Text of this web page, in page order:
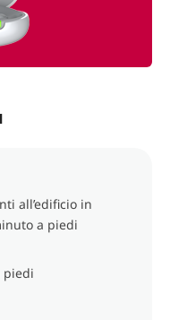
all’edificio in
a piedi
piedi